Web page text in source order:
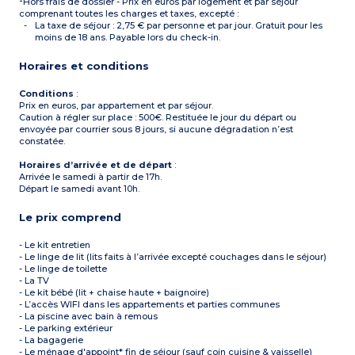
1 couchage pour 2
personnes lit twin (lit
double sur demande)
1 salle de douche aménagée
cheveux)
1 kitchenette équipée
réfrigérateur, micro-ondes)
sèche-cheveux)
+
2 pièces 4 personnes (à
gigogne
(plaque vitrocéramique,
réfrigérateur, petit lave-
vaisselle, micro-ondes,
bouilloire, cafetière à filtre,
cafetière à capsules, grille-
pain)
twin, à préciser lors de la
réservation)
Salle de bain aménagée
sèche-cheveux)
Balcon ou terrasse
comprenant toutes les charges et taxes, excepté :
La taxe de séjour : 2,75 € par personne et par jour. Gratuit pour les
moins de 18 ans. Payable lors du check-in.
Horaires et conditions
Conditions :
Prix en euros, par appartement et par séjour.
Caution à régler sur place : 500€. Restituée le jour du départ ou
envoyée par courrier sous 8 jours, si aucune dégradation n’est
constatée.
Horaires d’arrivée et de départ :
Arrivée le samedi à partir de 17h.
Départ le samedi avant 10h.
Le prix comprend
- Le kit entretien
- Le linge de lit (lits faits à l’arrivée excepté couchages dans le séjour)
- Le linge de toilette
- La TV
- Le kit bébé (lit + chaise haute + baignoire)
- L’accès WIFI dans les appartements et parties communes
- La piscine avec bain à remous
- Le parking extérieur
- La bagagerie
- Le ménage d'appoint* fin de séjour (sauf coin cuisine & vaisselle)